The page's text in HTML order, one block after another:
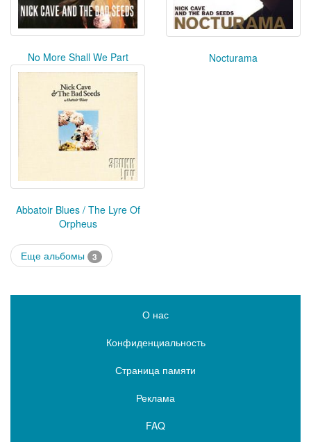
No More Shall We Part Nocturama
Abbatoir Blues / The Lyre Of
Orpheus
Еще альбомы 3
О нас
Конфиденциальность
Страница памяти
Реклама
FAQ